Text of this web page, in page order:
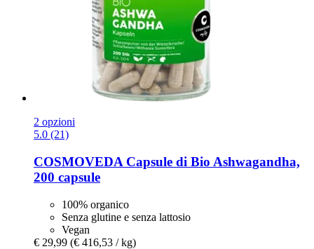
2 opzioni
5.0 (21)
COSMOVEDA Capsule di Bio Ashwagandha,
200 capsule
100% organico
Senza glutine e senza lattosio
Vegan
€ 29,99 (€ 416,53 / kg)